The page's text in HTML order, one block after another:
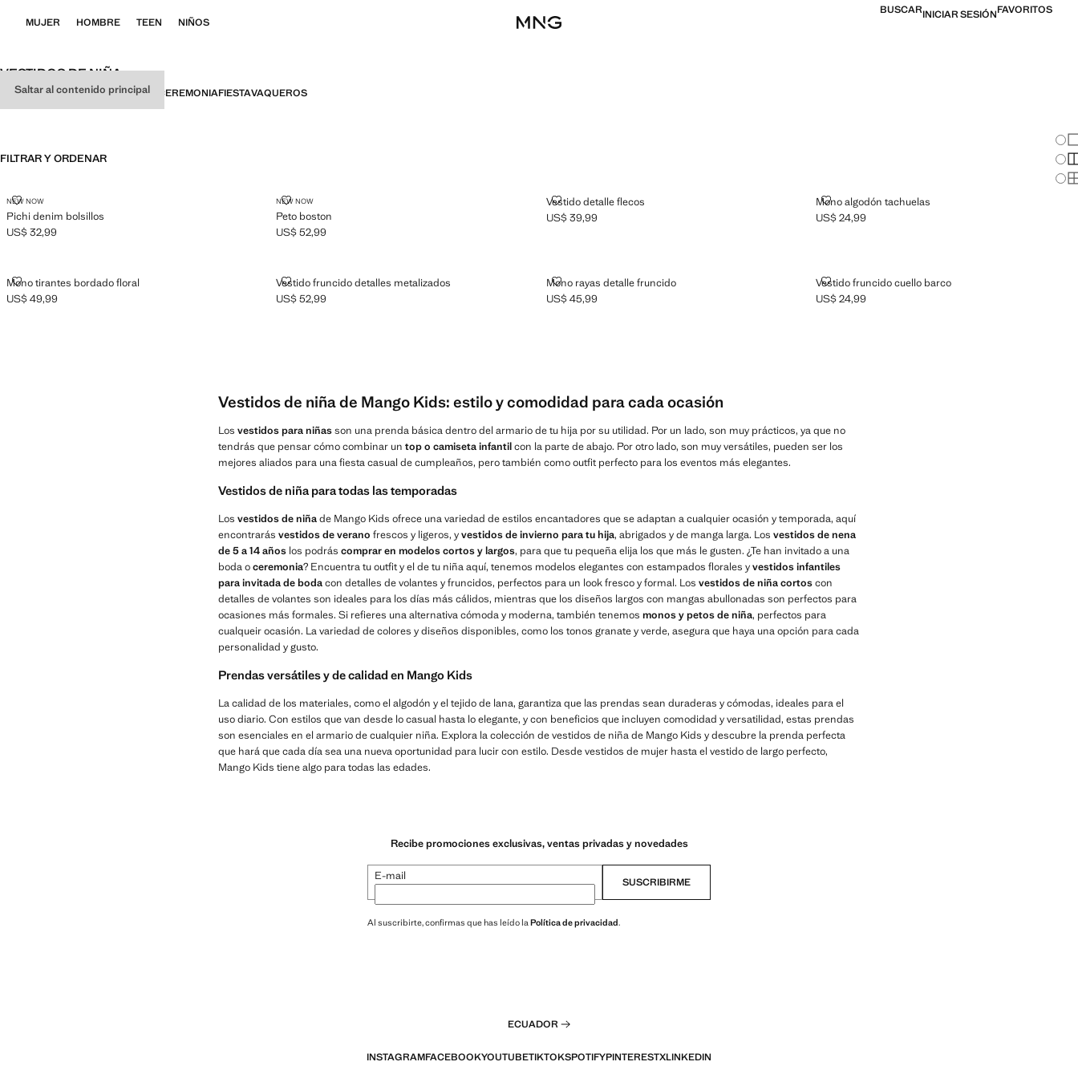
Saltar al contenido principal
MUJER HOMBRE TEEN NIÑOS
BUSCARINICIAR SESIÓNFAVORITOS
VESTIDOS DE NIÑA
TODOVESTIDOSMONOS Y PETOS CEREMONIAFIESTAVAQUEROS
FILTRAR Y ORDENAR
NEW NOW
Pichi denim bolsillos
PICHI DENIM BOLSILLOS
Precio actual [US$ 32,99 ]
US$ 32,99
NEW NOW
Peto boston
PETO BOSTON
Precio actual [US$ 52,99 ]
US$ 52,99
Vestido detalle flecos
VESTIDO DETALLE FLECOS
Precio actual [US$ 39,99 ]
US$ 39,99
Mono algodón tachuelas
MONO ALGODÓN TACHUELAS
Precio actual [US$ 24,99 ]
US$ 24,99
Mono tirantes bordado floral
MONO TIRANTES BORDADO FLORAL
Precio actual [US$ 49,99 ]
US$ 49,99
Vestido fruncido detalles metalizados
VESTIDO FRUNCIDO DETALLES METALIZADOS
Precio actual [US$ 52,99 ]
US$ 52,99
Mono rayas detalle fruncido
MONO RAYAS DETALLE FRUNCIDO
Precio actual [US$ 45,99 ]
US$ 45,99
Vestido fruncido cuello barco
VESTIDO FRUNCIDO CUELLO BARCO
Precio actual [US$ 24,99 ]
US$ 24,99
Vestidos de niña de Mango Kids: estilo y comodidad para cada ocasión
Los vestidos para niñasson una prenda básica dentro del armario de tu hija por su utilidad. Por un lado, son muy prácticos, ya que no
tendrás que pensar cómo combinar un top o camiseta infantilcon la parte de abajo. Por otro lado, son muy versátiles, pueden ser los
mejores aliados para una fiesta casual de cumpleaños, pero también como outfit perfecto para los eventos más elegantes.
Vestidos de niña para todas las temporadas
Los vestidos de niñade Mango Kids ofrece una variedad de estilos encantadores que se adaptan a cualquier ocasión y temporada, aquí
encontrarás vestidos de verano frescos y ligeros, yvestidos de invierno para tu hija, abrigados y de manga larga. Los vestidos de nena
de 5 a 14 años los podrás comprar en modelos cortos y largos, para que tu pequeña elija los que más le gusten. ¿Te han invitado a una
boda oceremonia? Encuentra tu outfit y el de tu niña aquí, tenemos modelos elegantes con estampados florales yvestidos infantiles
para invitada de bodacon detalles de volantes y fruncidos, perfectos para un look fresco y formal. Los vestidos de niña cortoscon
detalles de volantes son ideales para los días más cálidos, mientras que los diseños largos con mangas abullonadas son perfectos para
ocasiones más formales. Si refieres una alternativa cómoda y moderna, también tenemos monos y petos de niña, perfectos para
cualqueir ocasión. La variedad de colores y diseños disponibles, como los tonos granate y verde, asegura que haya una opción para cada
personalidad y gusto.
Prendas versátiles y de calidad en Mango Kids
La calidad de los materiales, como el algodón y el tejido de lana, garantiza que las prendas sean duraderas y cómodas, ideales para el
uso diario. Con estilos que van desde lo casual hasta lo elegante, y con beneficios que incluyen comodidad y versatilidad, estas prendas
son esenciales en el armario de cualquier niña. Explora la colección de vestidos de niña de Mango Kids y descubre la prenda perfecta
que hará que cada día sea una nueva oportunidad para lucir con estilo. Desde vestidos de mujer hasta el vestido de largo perfecto,
Mango Kids tiene algo para todas las edades.
Recibe promociones exclusivas, ventas privadas y novedades
E-mail SUSCRIBIRME
Al suscribirte, confirmas que has leído laPolítica de privacidad.
ECUADOR
INSTAGRAMFACEBOOKYOUTUBETIKTOKSPOTIFYPINTERESTXLINKEDIN